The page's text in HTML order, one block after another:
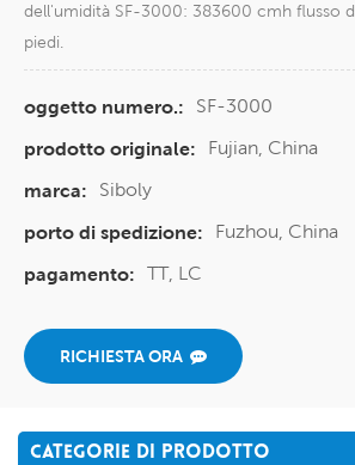
dell'umidità SF-3000: 383600 cmh flusso
piedi.
oggetto numero.:
SF-3000
prodotto originale:
Fujian, China
marca:
Siboly
porto di spedizione:
Fuzhou, China
pagamento: TT, LC
RICHIESTA ORA
CATEGORIE DI PRODOTTO